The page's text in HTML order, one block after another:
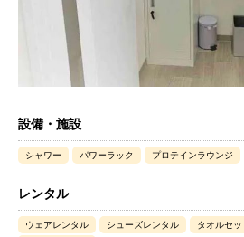
設備・施設
シャワー パワーラック プロテインラウンジ
レンタル
ウェアレンタル シューズレンタル タオルセ